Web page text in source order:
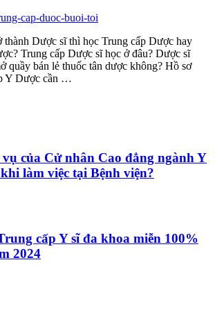
Dược sĩ thì học Trung cấp Dược hay
Trung cấp Dược sĩ học ở đâu? Dược sĩ
quầy bán lẻ thuốc tân dược không? Hồ sơ
Y Dược cần …
vụ của Cử nhân Cao đẳng ngành Y
làm việc tại Bệnh viện?
cấp Y sĩ đa khoa miễn 100%
2024